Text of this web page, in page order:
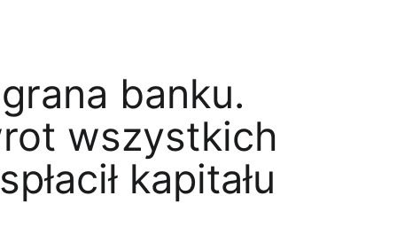
banku.
wszystkich
kapitału